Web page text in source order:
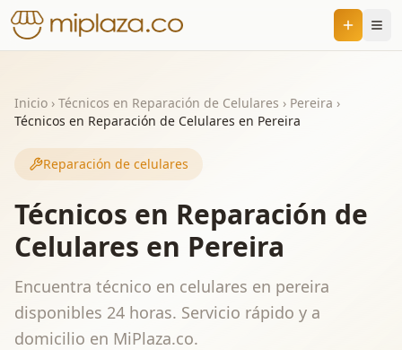
Inicio › Técnicos en Reparación de Celulares › Pereira ›
Técnicos en Reparación de Celulares en Pereira
Reparación de celulares
Técnicos en Reparación de
Celulares en Pereira
Encuentra técnico en celulares en pereira
disponibles 24 horas. Servicio rápido y a
domicilio en MiPlaza.co.